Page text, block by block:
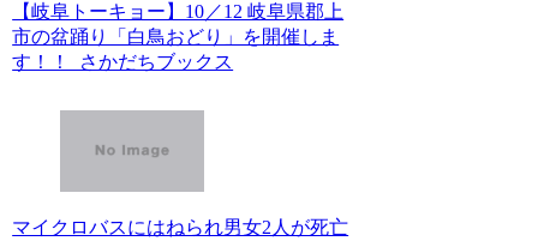
【岐阜トーキョー】10／12 岐阜県郡上
市の盆踊り「白鳥おどり」を開催しま
す！！ さかだちブックス
マイクロバスにはねられ男女2人が死亡